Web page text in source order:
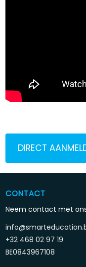
DIRECT
CONTACT
Neem contact met
+32 468 02 97 19
BE0843967108